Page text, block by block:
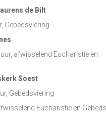
de Bilt
Gebedsviering
afwisselend Eucharistie en
Soest
Gebedsviering
Eucharistie en